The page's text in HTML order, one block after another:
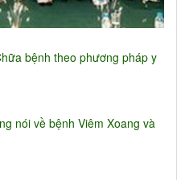
bệnh theo phương pháp y
nói về bệnh Viêm Xoang và